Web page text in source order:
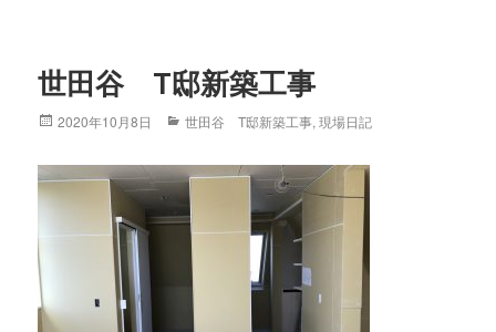
世田谷 T邸新築工事
Posted
2020年10月8日 Categories
世田谷 T邸新築工事,現場日記